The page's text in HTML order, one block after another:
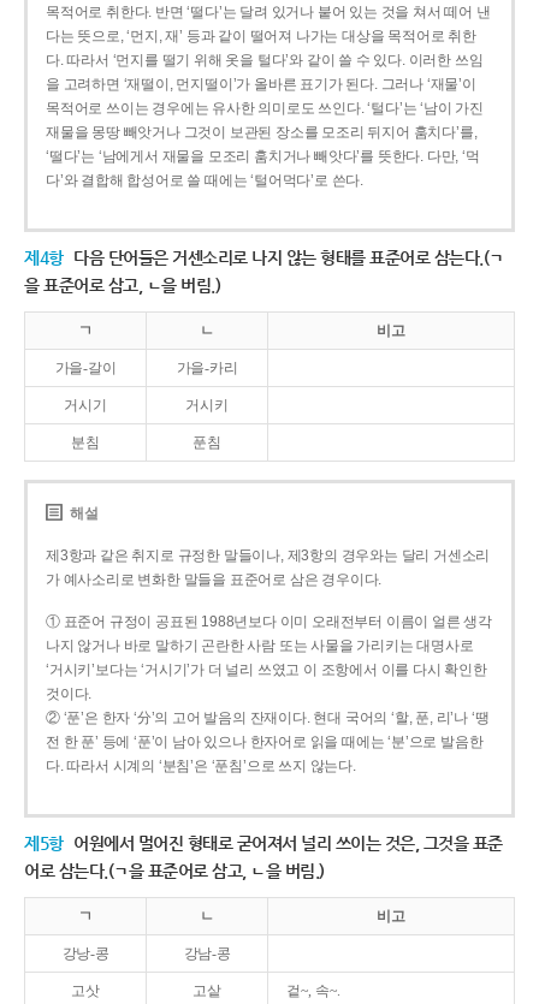
목적어로 취한다. 반면 ‘떨다’는 달려 있거나 붙어 있는 것을 쳐서 떼어 낸
다는 뜻으로, ‘먼지, 재’ 등과 같이 떨어져 나가는 대상을 목적어로 취한
다. 따라서 ‘먼지를 떨기 위해 옷을 털다’와 같이 쓸 수 있다. 이러한 쓰임
을 고려하면 ‘재떨이, 먼지떨이’가 올바른 표기가 된다. 그러나 ‘재물’이
목적어로 쓰이는 경우에는 유사한 의미로도 쓰인다. ‘털다’는 ‘남이 가진
재물을 몽땅 빼앗거나 그것이 보관된 장소를 모조리 뒤지어 훔치다’를,
‘떨다’는 ‘남에게서 재물을 모조리 훔치거나 빼앗다’를 뜻한다. 다만, ‘먹
다’와 결합해 합성어로 쓸 때에는 ‘털어먹다’로 쓴다.
제4항 다음 단어들은 거센소리로 나지 않는 형태를 표준어로 삼는다.(ㄱ
을 표준어로 삼고, ㄴ을 버림.)
ㄱ ㄴ 비고
가을-갈이 가을-카리
거시기 거시키
분침 푼침
해설
제3항과 같은 취지로 규정한 말들이나, 제3항의 경우와는 달리 거센소리
가 예사소리로 변화한 말들을 표준어로 삼은 경우이다.
① 표준어 규정이 공표된 1988년보다 이미 오래전부터 이름이 얼른 생각
나지 않거나 바로 말하기 곤란한 사람 또는 사물을 가리키는 대명사로
‘거시키’보다는 ‘거시기’가 더 널리 쓰였고 이 조항에서 이를 다시 확인한
것이다.
② ‘푼’은 한자 ‘分’의 고어 발음의 잔재이다. 현대 국어의 ‘할, 푼, 리’나 ‘땡
전 한 푼’ 등에 ‘푼’이 남아 있으나 한자어로 읽을 때에는 ‘분’으로 발음한
다. 따라서 시계의 ‘분침’은 ‘푼침’으로 쓰지 않는다.
제5항 어원에서 멀어진 형태로 굳어져서 널리 쓰이는 것은, 그것을 표준
어로 삼는다.(ㄱ을 표준어로 삼고, ㄴ을 버림.)
ㄱ ㄴ 비고
강낭-콩 강남-콩
고삿 고샅 겉~, 속~.